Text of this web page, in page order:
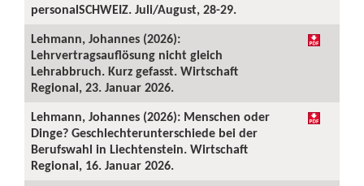
personalSCHWEIZ. Juli/August, 28-29.
Lehmann, Johannes (2026):
Lehrvertragsauflösung nicht gleich
Lehrabbruch. Kurz gefasst. Wirtschaft
Regional, 23. Januar 2026.
Lehmann, Johannes (2026): Menschen oder
Dinge? Geschlechterunterschiede bei der
Berufswahl in Liechtenstein. Wirtschaft
Regional, 16. Januar 2026.